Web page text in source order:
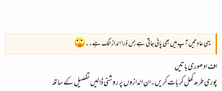
یہی عادتیں آپ میں بھی پائی جاتی ہے بس ذرا انداز الگ ہے۔۔
اف ادھوری باتیں
پوری طرھ کھل کر بات کریں۔ان اندازوں پر روشنی ڈالیں تفصیل کے ساتھ